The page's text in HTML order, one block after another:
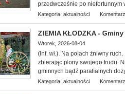
przedwcześnie po niefortunnym
Kategoria: aktualności
ZIEMIA KŁODZKA -
Wtorek, 2026-08-04
(Inf. wł.). Na polach żniwny ruch.
zbierając plony swojego trudu.
gminnych bądź parafialnych
Kategoria: aktualności